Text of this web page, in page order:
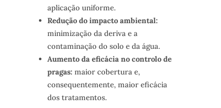
aplicação uniforme.
Redução do impacto ambiental:
minimização da deriva e a
contaminação do solo e da água.
Aumento da eficácia no controlo de
pragas: maior cobertura e,
consequentemente, maior eficácia
dos tratamentos.